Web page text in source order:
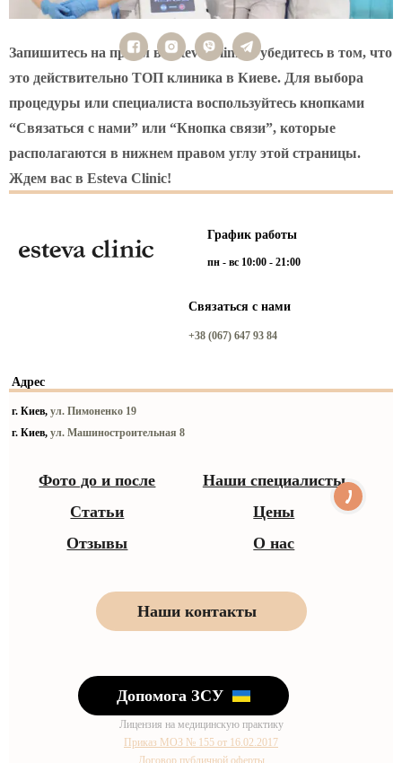
Запишитесь на прием в Esteva Clinic и убедитесь в том, что
это действительно ТОП клиника в Киеве. Для выбора
процедуры или специалиста воспользуйтесь кнопками
“Связаться с нами” или “Кнопка связи”, которые
располагаются в нижнем правом углу этой страницы.
Ждем вас в Esteva Clinic!
График работы
пн - вс 10:00 - 21:00
Связаться с нами
+38 (067) 647 93 84
Адрес
г. Киев, ул. Пимоненко 19
г. Киев, ул. Машиностроительная 8
Фото до и после
Наши специалисты
Статьи
Цены
Отзывы
О нас
Наши контакты
Допомога ЗСУ
Лицензия на медицинскую практику
Приказ МОЗ № 155 от 16.02.2017